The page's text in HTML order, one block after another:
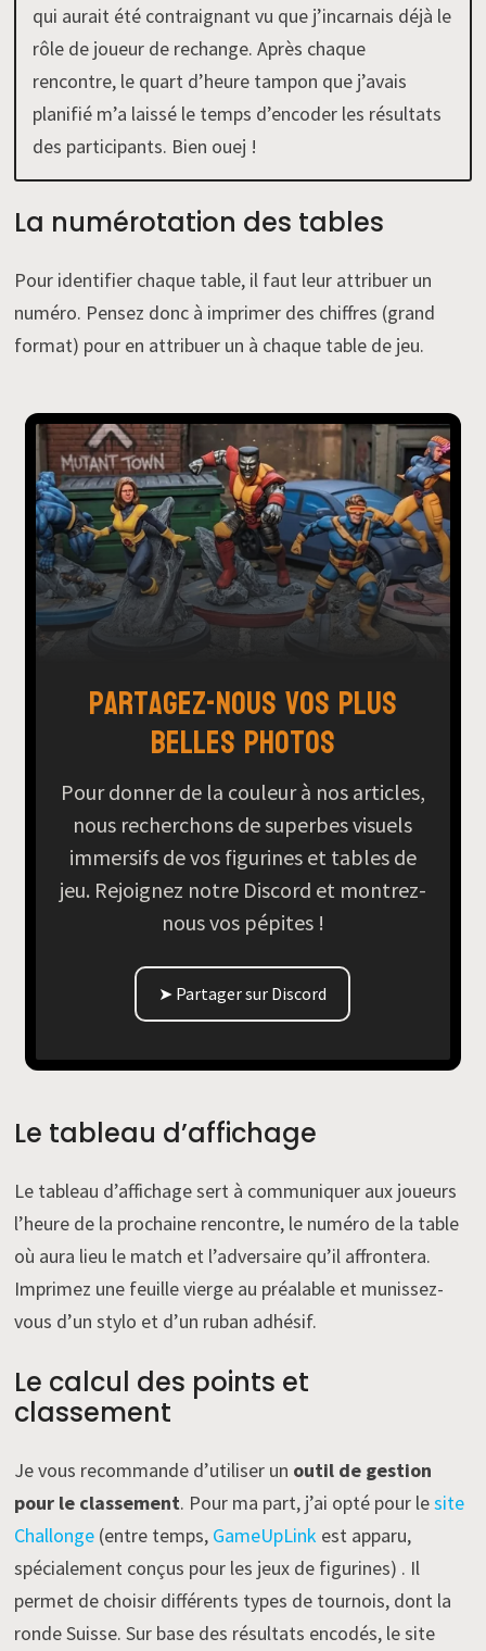
qui aurait été contraignant vu que j’incarnais déjà le
rôle de joueur de rechange. Après chaque
rencontre, le quart d’heure tampon que j’avais
planifié m’a laissé le temps d’encoder les résultats
des participants. Bien ouej !
La numérotation des tables
Pour identifier chaque table, il faut leur attribuer un
numéro. Pensez donc à imprimer des chiffres (grand
format) pour en attribuer un à chaque table de jeu.
Partagez-nous vos plus
belles photos
Pour donner de la couleur à nos articles,
nous recherchons de superbes visuels
immersifs de vos figurines et tables de
jeu. Rejoignez notre Discord et montrez-
nous vos pépites !
➤ Partager sur Discord
Le tableau d’affichage
Le tableau d’affichage sert à communiquer aux joueurs
l’heure de la prochaine rencontre, le numéro de la table
où aura lieu le match et l’adversaire qu’il affrontera.
Imprimez une feuille vierge au préalable et munissez-
vous d’un stylo et d’un ruban adhésif.
Le calcul des points et
classement
Je vous recommande d’utiliser un outil de gestion
pour le classement. Pour ma part, j’ai opté pour lesite
Challonge (entre temps, GameUpLink est apparu,
spécialement conçus pour les jeux de figurines) . Il
permet de choisir différents types de tournois, dont la
ronde Suisse. Sur base des résultats encodés, le site